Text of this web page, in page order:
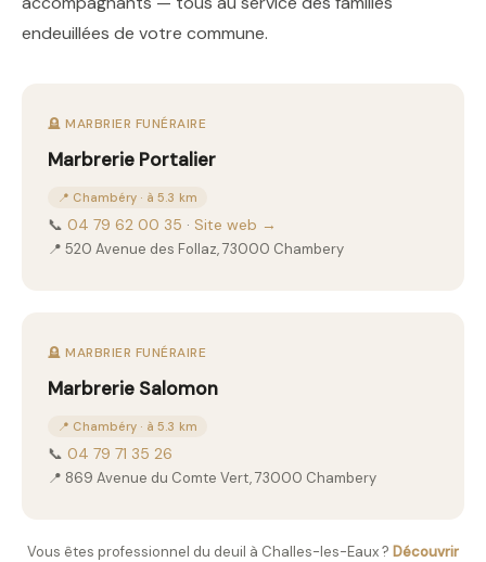
endeuillées de votre commune.
🪦 MARBRIER FUNÉRAIRE
Marbrerie Portalier
📍 Chambéry · à 5.3 km
📞 04 79 62 00 35 · Site web →
📍 520 Avenue des Follaz, 73000 Chambery
🪦 MARBRIER FUNÉRAIRE
Marbrerie Salomon
📍 Chambéry · à 5.3 km
📞 04 79 71 35 26
📍 869 Avenue du Comte Vert, 73000 Chambery
Vous êtes professionnel du deuil à Challes-les-Eaux ? Découvrir